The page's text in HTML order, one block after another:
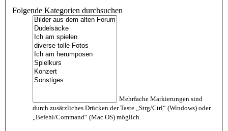
Folgende Kategorien durchsuchen
Mehrfache Markierungen sind
durch zusätzliches Drücken der Taste „Strg/Ctrl“ (Windows) oder
„Befehl/Command“ (Mac OS) möglich.